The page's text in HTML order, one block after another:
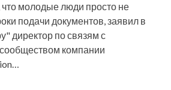
что молодые люди просто не
подачи документов, заявил в
директор по связям с
компании